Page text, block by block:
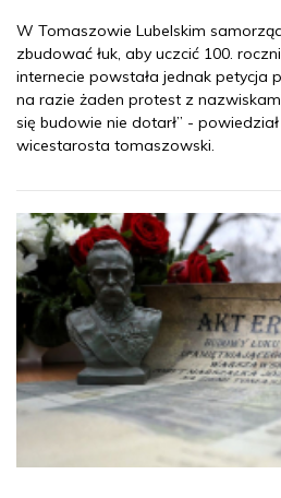
W Tomaszowie Lubelskim
zbudować łuk, aby uczcić 100.
internecie powstała jednak petycja
na razie żaden protest z
się budowie nie dotarł” - powiedział
wicestarosta tomaszowski.